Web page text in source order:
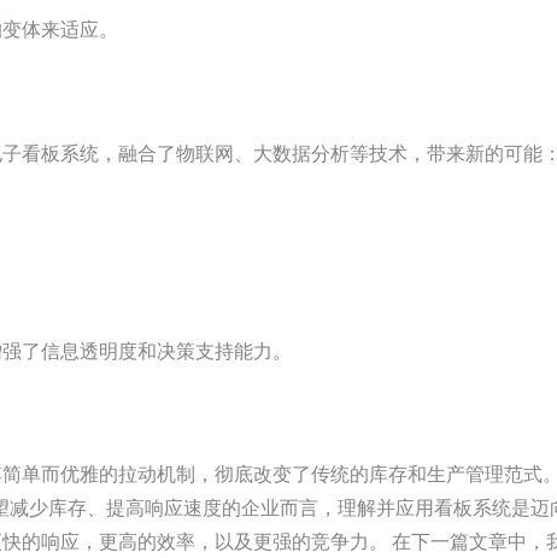
体来适应。
看板系统，融合了物联网、大数据分析等技术，带来新的可能：
了信息透明度和决策支持能力。
单而优雅的拉动机制，彻底改变了传统的库存和生产管理范
减少库存、提高响应速度的企业而言，理解并应用看板系统
的响应，更高的效率，以及更强的竞争力。 在下一篇文章中